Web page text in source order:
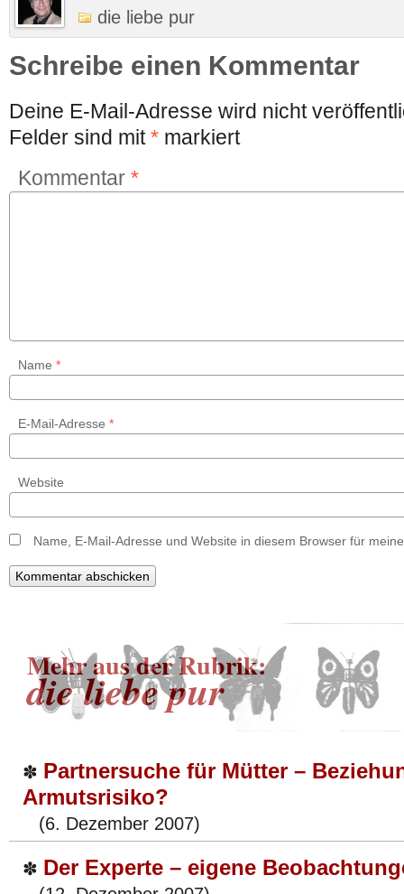
die liebe pur
Schreibe einen Kommentar
Deine E-Mail-Adresse wird nicht
Felder sind mit* markiert
Kommentar *
Name *
E-Mail-Adresse *
Website
Name, E-Mail-Adresse und Website in diesem Browser für
Mehr aus der Rubrik:
die liebe pur
✽ Partnersuche für Mütter –
Armutsrisiko?
(6. Dezember 2007)
✽ Der Experte – eigene